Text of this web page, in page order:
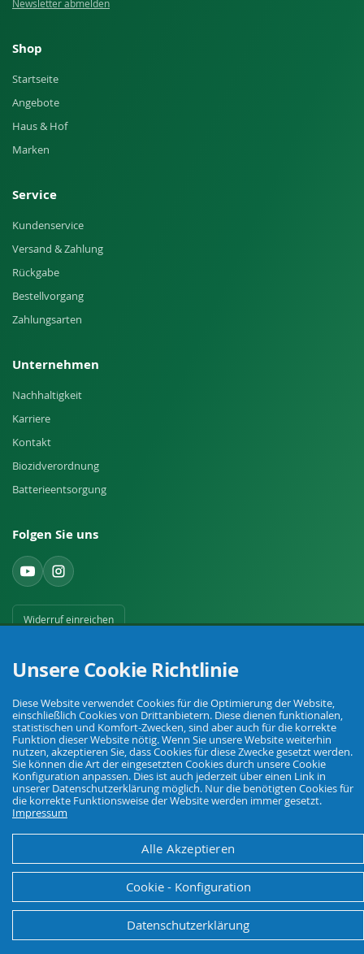
Newsletter abmelden
Shop
Startseite
Angebote
Haus & Hof
Marken
Service
Kundenservice
Versand & Zahlung
Rückgabe
Bestellvorgang
Zahlungsarten
Unternehmen
Nachhaltigkeit
Karriere
Kontakt
Biozidverordnung
Batterieentsorgung
Folgen Sie uns
Widerruf einreichen
Ihr Fachhandel für Landwirtschaft, Viehhaltung, Haus, Hof und Garten.
© Agrarking. Alle Rechte vorbehalten.
AGBDatenschutz
Unsere Cookie Richtlinie
Diese Website verwendet Cookies für die Optimierung der Website,
einschließlich Cookies von Drittanbietern. Diese dienen funktionalen,
statistischen und Komfort-Zwecken, sind aber auch für die korrekte
Funktion dieser Website nötig. Wenn Sie unsere Website weiterhin
nutzen, akzeptieren Sie, dass Cookies für diese Zwecke gesetzt werden.
Sie können die Art der eingesetzten Cookies durch unsere Cookie
Konfiguration anpassen. Dies ist auch jederzeit über einen Link in
unserer Datenschutzerklärung möglich. Nur die benötigten Cookies für
die korrekte Funktionsweise der Website werden immer gesetzt.
Impressum
Alle Akzeptieren
Cookie - Konfiguration
Datenschutzerklärung